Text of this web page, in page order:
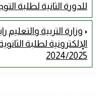
للدورة الثانية لطلبة التوجيهي 2024 و2025
وزارة التربية
الإلكترونية لطلبة
2024/2025